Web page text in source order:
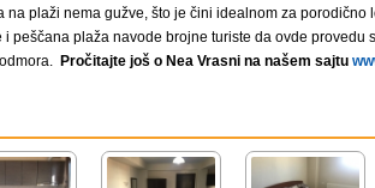
plaži nema gužve, što je čini idealnom za
peščana plaža navode brojne turiste da ovde
Pročitajte još o Nea Vrasni na našem sajtu